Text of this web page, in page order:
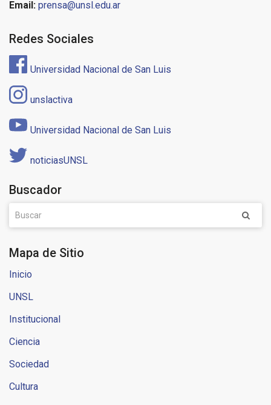
Email: prensa@unsl.edu.ar
Redes Sociales
Universidad Nacional de San Luis
unslactiva
Universidad Nacional de San Luis
noticiasUNSL
Buscador
Mapa de Sitio
Inicio
UNSL
Institucional
Ciencia
Sociedad
Cultura